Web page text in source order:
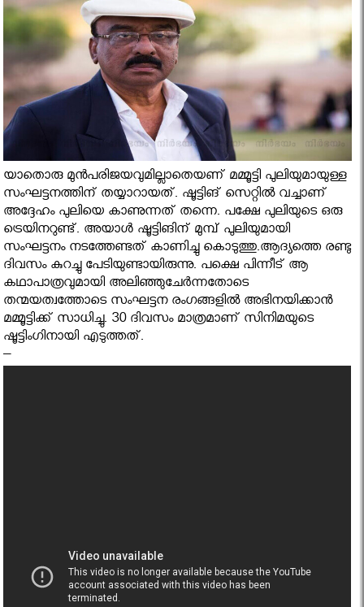
യാതൊരു മുന്‍പരിജയവുമില്ലാതെയണ് മമ്മൂട്ടി പുലിയുമായുള്ള
സംഘട്ടനത്തിന് തയ്യാറായത്. ഷൂട്ടിങ് സെറ്റില്‍ വച്ചാണ്
അദ്ദേഹം പുലിയെ കാണുന്നത് തന്നെ. പക്ഷേ പുലിയുടെ ഒരു
ട്രെയിനറുണ്ട്. അയാള്‍ ഷൂട്ടിങിന് മുമ്പ് പുലിയുമായി
സംഘട്ടനം നടത്തേണ്ടത് കാണിച്ചു കൊടുത്തു.ആദ്യത്തെ രണ്ടു
ദിവസം കുറച്ചു പേടിയുണ്ടായിരുന്നു. പക്ഷെ പിന്നീട് ആ
കഥാപാത്രവുമായി അലിഞ്ഞുചേര്‍ന്നതോടെ
തന്മയത്വത്തോടെ സംഘട്ടന രംഗങ്ങളില്‍ അഭിനയിക്കാന്‍
മമ്മൂട്ടിക്ക് സാധിച്ചു. 30 ദിവസം മാത്രമാണ് സിനിമയുടെ
ഷൂട്ടിംഗിനായി എടുത്തത്.
–